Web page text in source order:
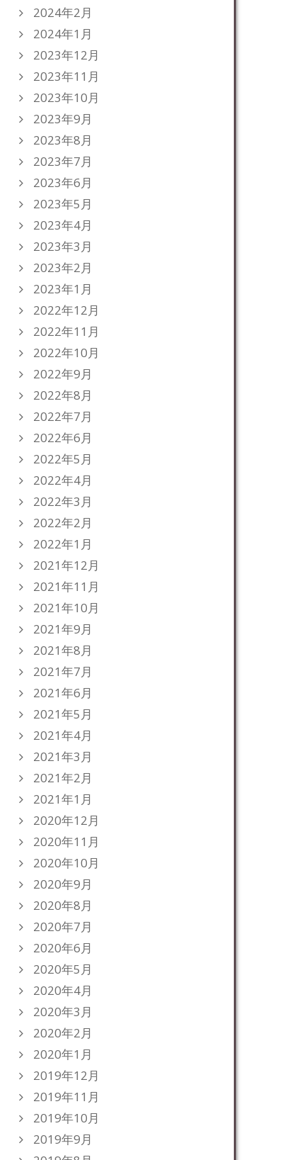
2024年2月
2024年1月
2023年12月
2023年11月
2023年10月
2023年9月
2023年8月
2023年7月
2023年6月
2023年5月
2023年4月
2023年3月
2023年2月
2023年1月
2022年12月
2022年11月
2022年10月
2022年9月
2022年8月
2022年7月
2022年6月
2022年5月
2022年4月
2022年3月
2022年2月
2022年1月
2021年12月
2021年11月
2021年10月
2021年9月
2021年8月
2021年7月
2021年6月
2021年5月
2021年4月
2021年3月
2021年2月
2021年1月
2020年12月
2020年11月
2020年10月
2020年9月
2020年8月
2020年7月
2020年6月
2020年5月
2020年4月
2020年3月
2020年2月
2020年1月
2019年12月
2019年11月
2019年10月
2019年9月